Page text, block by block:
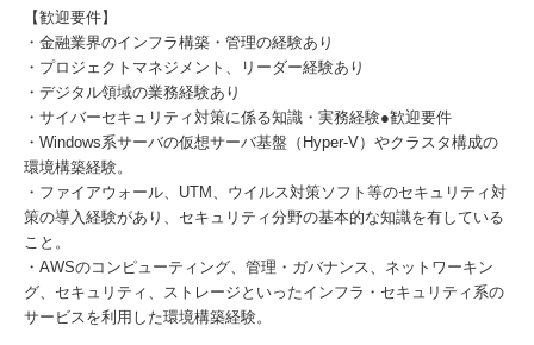
【歓迎要件】
・金融業界のインフラ構築・管理の経験あり
・プロジェクトマネジメント、リーダー経験あり
・デジタル領域の業務経験あり
・サイバーセキュリティ対策に係る知識・実務経験●歓迎要件
・Windows系サーバの仮想サーバ基盤（Hyper-V）やクラスタ構成の
環境構築経験。
・ファイアウォール、UTM、ウイルス対策ソフト等のセキュリティ対
策の導入経験があり、セキュリティ分野の基本的な知識を有している
こと。
・AWSのコンピューティング、管理・ガバナンス、ネットワーキン
グ、セキュリティ、ストレージといったインフラ・セキュリティ系の
サービスを利用した環境構築経験。